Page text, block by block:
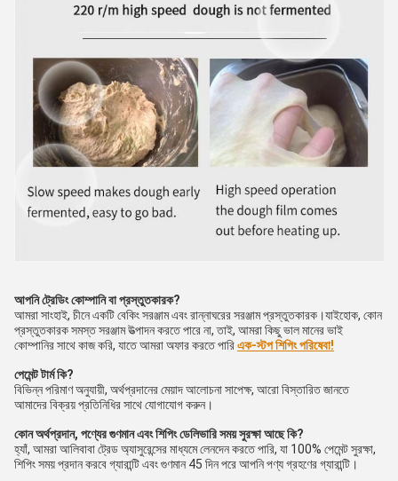
আপনি ট্রেডিং কোম্পানি বা প্রস্তুতকারক?
আমরা সাংহাই, চীনে একটি বেকিং সরঞ্জাম এবং রান্নাঘরের সরঞ্জাম প্রস্তুতকারক।যাইহোক, কোন
প্রস্তুতকারক সমস্ত সরঞ্জাম উত্পাদন করতে পারে না, তাই, আমরা কিছু ভাল মানের ভাই
কোম্পানির সাথে কাজ করি, যাতে আমরা অফার করতে পারিএক-স্টপ শিপিং পরিষেবা!
পেমেন্ট টার্ম কি?
বিভিন্ন পরিমাণ অনুযায়ী, অর্থপ্রদানের মেয়াদ আলোচনা সাপেক্ষ, আরো বিস্তারিত জানতে
আমাদের বিক্রয় প্রতিনিধির সাথে যোগাযোগ করুন।
কোন অর্থপ্রদান, পণ্যের গুণমান এবং শিপিং ডেলিভারি সময় সুরক্ষা আছে কি?
হ্যাঁ, আমরা আলিবাবা ট্রেড অ্যাসুরেন্সের মাধ্যমে লেনদেন করতে পারি, যা 100% পেমেন্ট সুরক্ষা,
শিপিং সময় প্রদান করবে গ্যারান্টি এবং গুণমান 45 দিন পরে আপনি পণ্য গ্রহণের গ্যারান্টি।